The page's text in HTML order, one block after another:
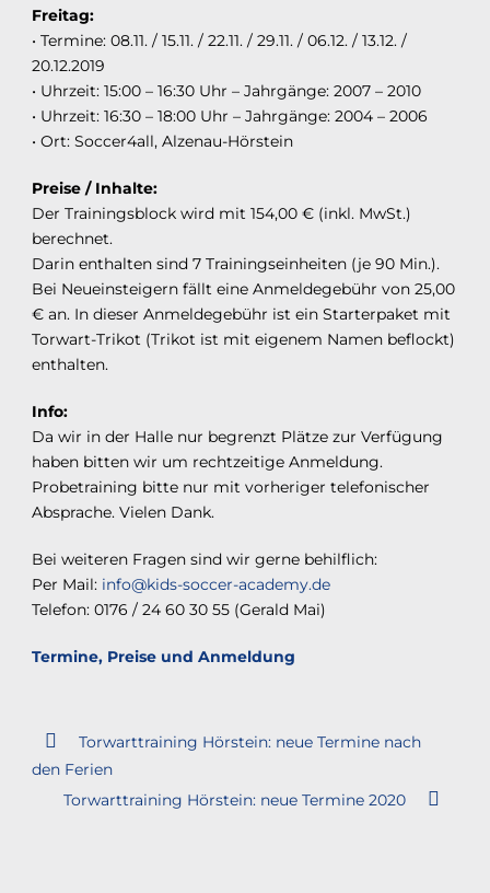
Freitag:
• Termine: 08.11. / 15.11. / 22.11. / 29.11. / 06.12. / 13.12. /
20.12.2019
• Uhrzeit: 15:00 – 16:30 Uhr – Jahrgänge: 2007 – 2010
• Uhrzeit: 16:30 – 18:00 Uhr – Jahrgänge: 2004 – 2006
• Ort: Soccer4all, Alzenau-Hörstein
Preise / Inhalte:
Der Trainingsblock wird mit 154,00 € (inkl. MwSt.)
berechnet.
Darin enthalten sind 7 Trainingseinheiten (je 90 Min.).
Bei Neueinsteigern fällt eine Anmeldegebühr von 25,00
€ an. In dieser Anmeldegebühr ist ein Starterpaket mit
Torwart-Trikot (Trikot ist mit eigenem Namen beflockt)
enthalten.
Info:
Da wir in der Halle nur begrenzt Plätze zur Verfügung
haben bitten wir um rechtzeitige Anmeldung.
Probetraining bitte nur mit vorheriger telefonischer
Absprache. Vielen Dank.
Bei weiteren Fragen sind wir gerne behilflich:
Per Mail: info@kids-soccer-academy.de
Telefon: 0176 / 24 60 30 55 (Gerald Mai)
Termine, Preise und Anmeldung
Torwarttraining Hörstein: neue Termine nach
den Ferien
Torwarttraining Hörstein: neue Termine 2020